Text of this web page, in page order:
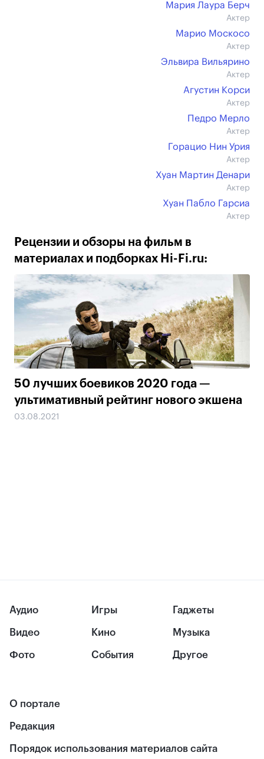
Мария Лаура Берч
Актер
Марио Москосо
Актер
Эльвира Вильярино
Актер
Агустин Корси
Актер
Педро Мерло
Актер
Горацио Нин Урия
Актер
Хуан Мартин Денари
Актер
Хуан Пабло Гарсиа
Актер
Рецензии и обзоры на фильм в
материалах и подборках Hi-Fi.ru:
50 лучших боевиков 2020 года —
ультимативный рейтинг нового экшена
03.08.2021
Аудио
Видео
Фото
Игры
Кино
События
Гаджеты
Музыка
Другое
О портале
Редакция
Порядок использования материалов сайта